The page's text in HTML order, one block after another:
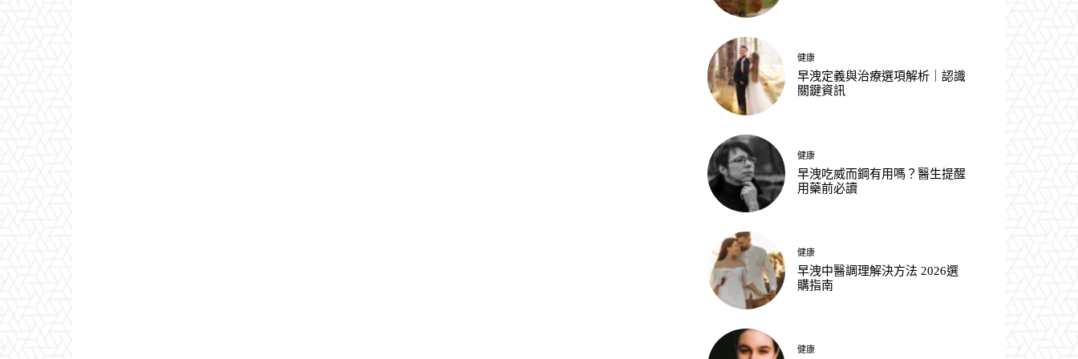
健康
早洩定義與治療選項解析｜認識
關鍵資訊
健康
早洩吃威而鋼有用嗎？醫生提醒
用藥前必讀
健康
早洩中醫調理解決方法 2026選
購指南
健康